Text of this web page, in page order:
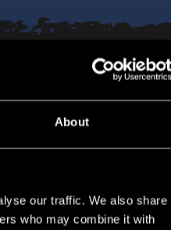
About
our traffic. We also share
who may combine it with